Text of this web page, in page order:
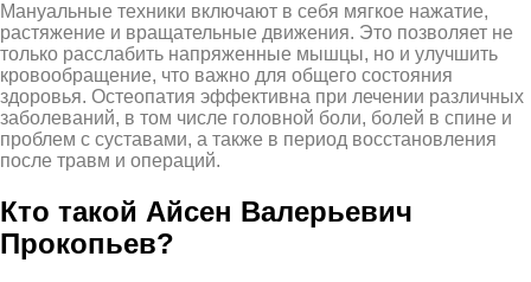
Мануальные техники включают в себя мягкое нажатие,
растяжение и вращательные движения. Это позволяет не
только расслабить напряженные мышцы, но и улучшить
кровообращение, что важно для общего состояния
здоровья. Остеопатия эффективна при лечении различных
заболеваний, в том числе головной боли, болей в спине и
проблем с суставами, а также в период восстановления
после травм и операций.
Кто такой Айсен Валерьевич
Прокопьев?